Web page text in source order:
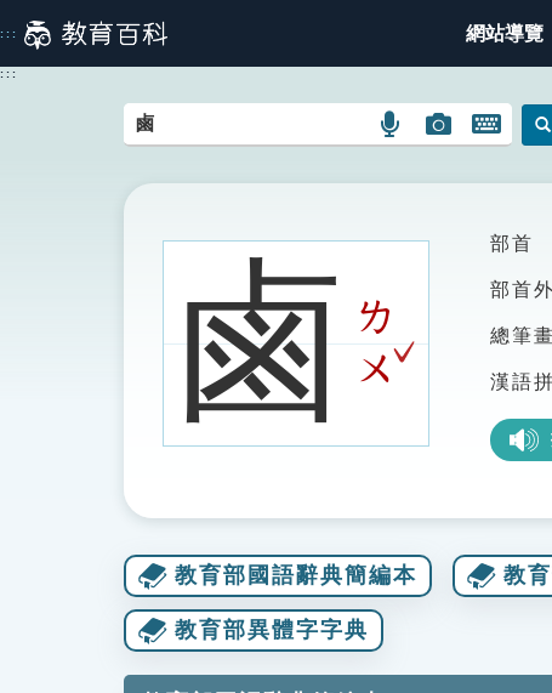
到
主
::: 網站導覽
:::
語
搜
圖
圖
搜
開
鍵
圖
鹵ㄌ
ㄨ
ˇ
部首
部首
總筆畫
漢語
教育部國語辭典簡編本 教
教育部異體字字典